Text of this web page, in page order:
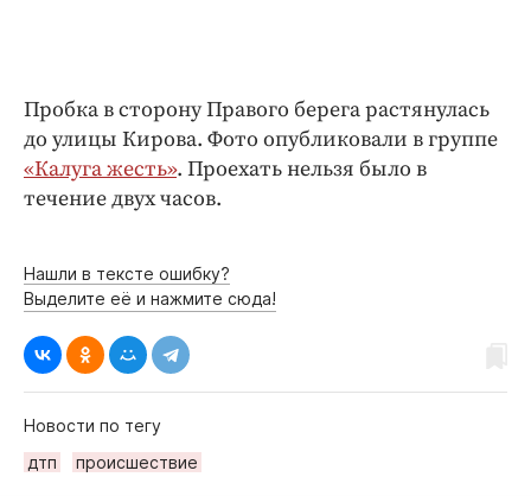
Пробка в сторону Правого берега растянулась
до улицы Кирова. Фото опубликовали в группе
«Калуга жесть». Проехать нельзя было в
течение двух часов.
Нашли в тексте ошибку?
Выделите её и нажмите сюда!
Новости по тегу
дтп
происшествие